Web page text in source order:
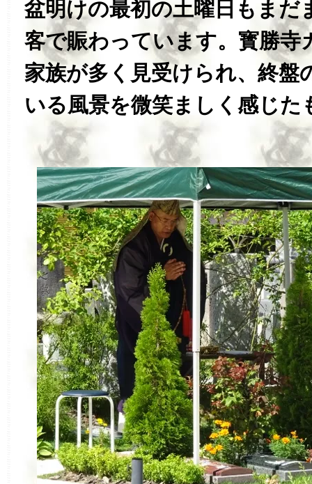
盆明けの最初の土曜日もまだ
客で賑わっています。寳勝寺
家族が多く見受けられ、終盤
いる風景を微笑ましく感じた